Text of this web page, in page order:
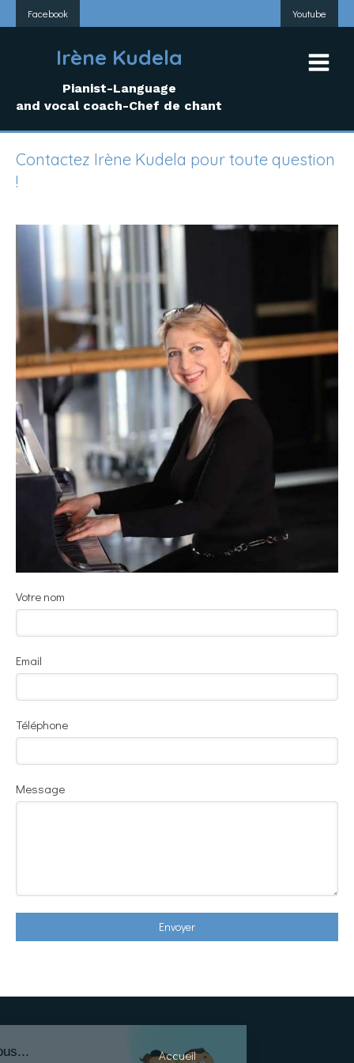
Facebook Youtube
Irène Kudela
Pianist-Language
and vocal coach-Chef de chant
Contactez Irène Kudela pour toute question
!
Votre nom
Email
Téléphone
Message
Envoyer
Accueil